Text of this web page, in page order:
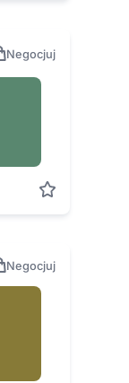
Negocjuj
Negocjuj